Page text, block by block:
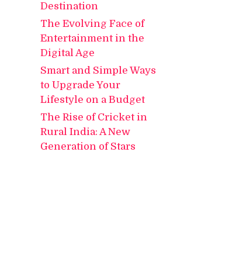
Destination
The Evolving Face of
Entertainment in the
Digital Age
Smart and Simple Ways
to Upgrade Your
Lifestyle on a Budget
The Rise of Cricket in
Rural India: A New
Generation of Stars